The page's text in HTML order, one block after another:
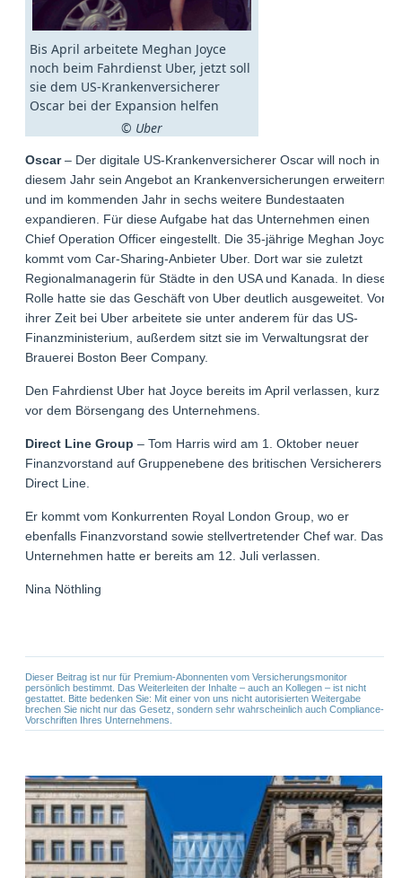
Bis April arbeitete Meghan Joyce
noch beim Fahrdienst Uber, jetzt soll
sie dem US-Krankenversicherer
Oscar bei der Expansion helfen
© Uber
Oscar– Der digitale US-Krankenversicherer Oscar will noch in
diesem Jahr sein Angebot an Krankenversicherungen erweitern
und im kommenden Jahr in sechs weitere Bundestaaten
expandieren. Für diese Aufgabe hat das Unternehmen einen
Chief Operation Officer eingestellt. Die 35-jährige Meghan Joyce
kommt vom Car-Sharing-Anbieter Uber. Dort war sie zuletzt
Regionalmanagerin für Städte in den USA und Kanada. In dieser
Rolle hatte sie das Geschäft von Uber deutlich ausgeweitet. Vor
ihrer Zeit bei Uber arbeitete sie unter anderem für das US-
Finanzministerium, außerdem sitzt sie im Verwaltungsrat der
Brauerei Boston Beer Company.
Den Fahrdienst Uber hat Joyce bereits im April verlassen, kurz
vor dem Börsengang des Unternehmens.
Direct Line Group – Tom Harris wird am 1. Oktober neuer
Finanzvorstand auf Gruppenebene des britischen Versicherers
Direct Line.
Er kommt vom Konkurrenten Royal London Group, wo er
ebenfalls Finanzvorstand sowie stellvertretender Chef war. Das
Unternehmen hatte er bereits am 12. Juli verlassen.
Nina Nöthling
Dieser Beitrag ist nur für Premium-Abonnenten vom Versicherungsmonitor
persönlich bestimmt. Das Weiterleiten der Inhalte – auch an Kollegen – ist nicht
gestattet. Bitte bedenken Sie: Mit einer von uns nicht autorisierten Weitergabe
brechen Sie nicht nur das Gesetz, sondern sehr wahrscheinlich auch Compliance-
Vorschriften Ihres Unternehmens.